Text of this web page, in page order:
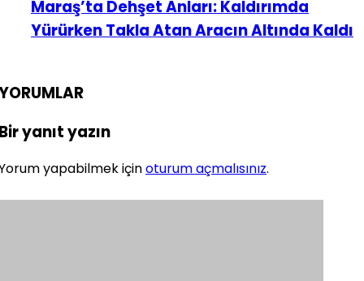
Maraş’ta Dehşet Anları: Kaldırımda
Yürürken Takla Atan Aracın Altında Kaldı
yanıt yazın
yapabilmek içinoturum açmalısınız.